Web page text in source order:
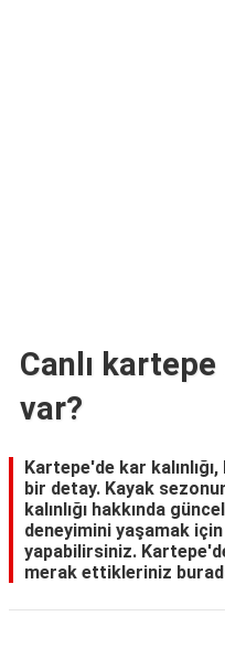
Canlı
var?
Kartepe'de kar
bir detay. Kayak
kalınlığı hakkında
deneyimini yaşamak
yapabilirsiniz.
merak ettikleriniz